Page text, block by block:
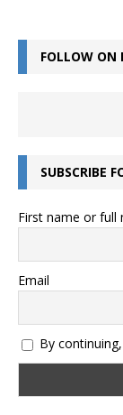
FOLLOW ON
SUBSCRIBE
First name or full
Email
By